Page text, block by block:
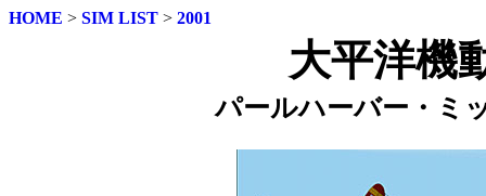
HOME > SIM LIST > 2001
大平洋機
パールハーバー・ミ